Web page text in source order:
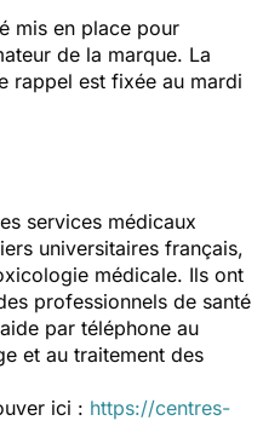
mis en place pour
de la marque. La
rappel est fixée au mardi
services médicaux
universitaires français,
médicale. Ils ont
professionnels de santé
par téléphone au
et au traitement des
ici : https://centres-